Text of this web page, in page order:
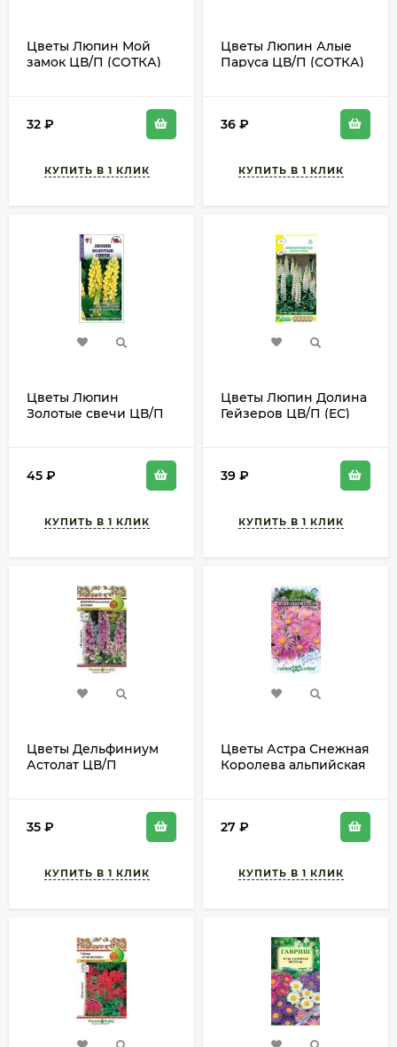
Цветы Люпин Мой
замок ЦВ/П (СОТКА)
32 ₽
Цветы Люпин Алые
Паруса ЦВ/П (СОТКА)
36 ₽
Цветы Люпин
Золотые свечи ЦВ/П
45 ₽
Цветы Люпин Долина
Гейзеров ЦВ/П (ЕС)
39 ₽
Цветы Дельфиниум
Астолат ЦВ/П
35 ₽
Цветы Астра Снежная
Королева альпийская
27 ₽